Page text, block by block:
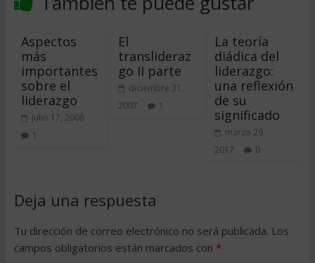
Aspectos
más
importantes
sobre el
liderazgo
julio 17, 2008
1
El
translideraz
go II parte
diciembre 31,
2007
1
La teoría
diádica del
liderazgo:
una reflexión
de su
significado
marzo 29,
2017
0
Deja una respuesta
Tu dirección de correo electrónico no será publicada. Los
campos obligatorios están marcados con *